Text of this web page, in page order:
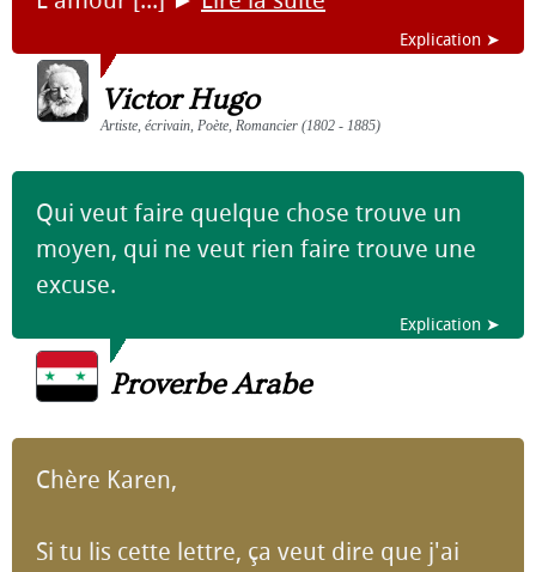
Explication ➤
Victor Hugo
Artiste, écrivain, Poète, Romancier (1802 - 1885)
Qui veut faire quelque chose trouve un
moyen, qui ne veut rien faire trouve une
excuse.
Explication ➤
Proverbe Arabe
Chère Karen,
Si tu lis cette lettre, ça veut dire que j'ai